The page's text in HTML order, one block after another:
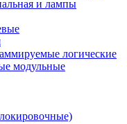
и лампы
логические
модульные